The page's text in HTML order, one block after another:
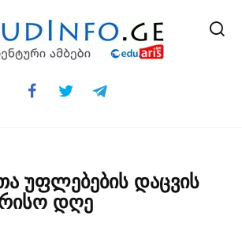
უფლებების დაცვის
დღე